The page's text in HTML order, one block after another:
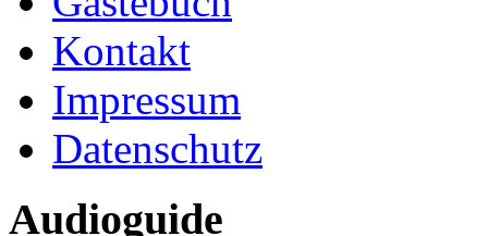
Kontakt
Impressum
Datenschutz
Audioguide